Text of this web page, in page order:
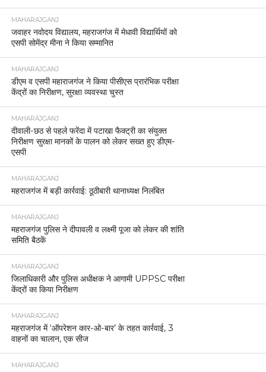
MAHARAJGANJ
जवाहर नवोदय विद्यालय, महराजगंज में मेधावी विद्यार्थियों को
एसपी सोमेंद्र मीना ने किया सम्मानित
MAHARAJGANJ
डीएम व एसपी महाराजगंज ने किया पीसीएस प्रारंभिक परीक्षा
केंद्रों का निरीक्षण, सुरक्षा व्यवस्था चुस्त
MAHARAJGANJ
दीवाली-छठ से पहले फरेंदा में पटाखा फैक्ट्री का संयुक्त
निरीक्षण सुरक्षा मानकों के पालन को लेकर सख्त हुए डीएम-
एसपी
MAHARAJGANJ
महराजगंज में बड़ी कार्रवाई: ठूठीबारी थानाध्यक्ष निलंबित
MAHARAJGANJ
महराजगंज पुलिस ने दीपावली व लक्ष्मी पूजा को लेकर की शांति
समिति बैठकें
MAHARAJGANJ
जिलाधिकारी और पुलिस अधीक्षक ने आगामी UPPSC परीक्षा
केंद्रों का किया निरीक्षण
MAHARAJGANJ
महराजगंज में ‘ऑपरेशन कार-ओ-बार’ के तहत कार्रवाई, 3
वाहनों का चालान, एक सीज
MAHARAJGANJ